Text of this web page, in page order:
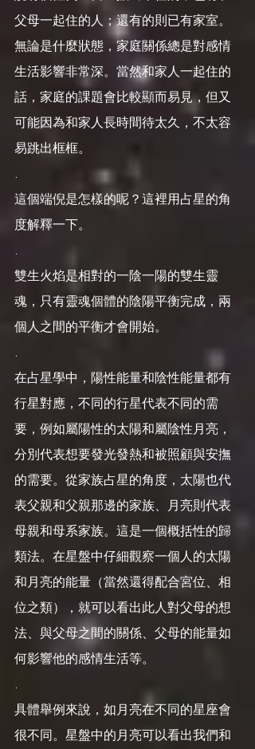
父母一起住的人；還有的則已有家室。
無論是什麼狀態，家庭關係總是對感情
生活影響非常深。當然和家人一起住的
話，家庭的課題會比較顯而易見，但又
可能因為和家人長時間待太久，不太容
易跳出框框。
.
這個端倪是怎樣的呢？這裡用占星的角
度解釋一下。
.
雙生火焰是相對的一陰一陽的雙生靈
魂，只有靈魂個體的陰陽平衡完成，兩
個人之間的平衡才會開始。
.
在占星學中，陽性能量和陰性能量都有
行星對應，不同的行星代表不同的需
要，例如屬陽性的太陽和屬陰性月亮，
分別代表想要發光發熱和被照顧與安撫
的需要。從家族占星的角度，太陽也代
表父親和父親那邊的家族、月亮則代表
母親和母系家族。這是一個概括性的歸
類法。在星盤中仔細觀察一個人的太陽
和月亮的能量（當然還得配合宮位、相
位之類），就可以看出此人對父母的想
法、與父母之間的關係、父母的能量如
何影響他的感情生活等。
.
具體舉例來說，如月亮在不同的星座會
很不同。星盤中的月亮可以看出我們和